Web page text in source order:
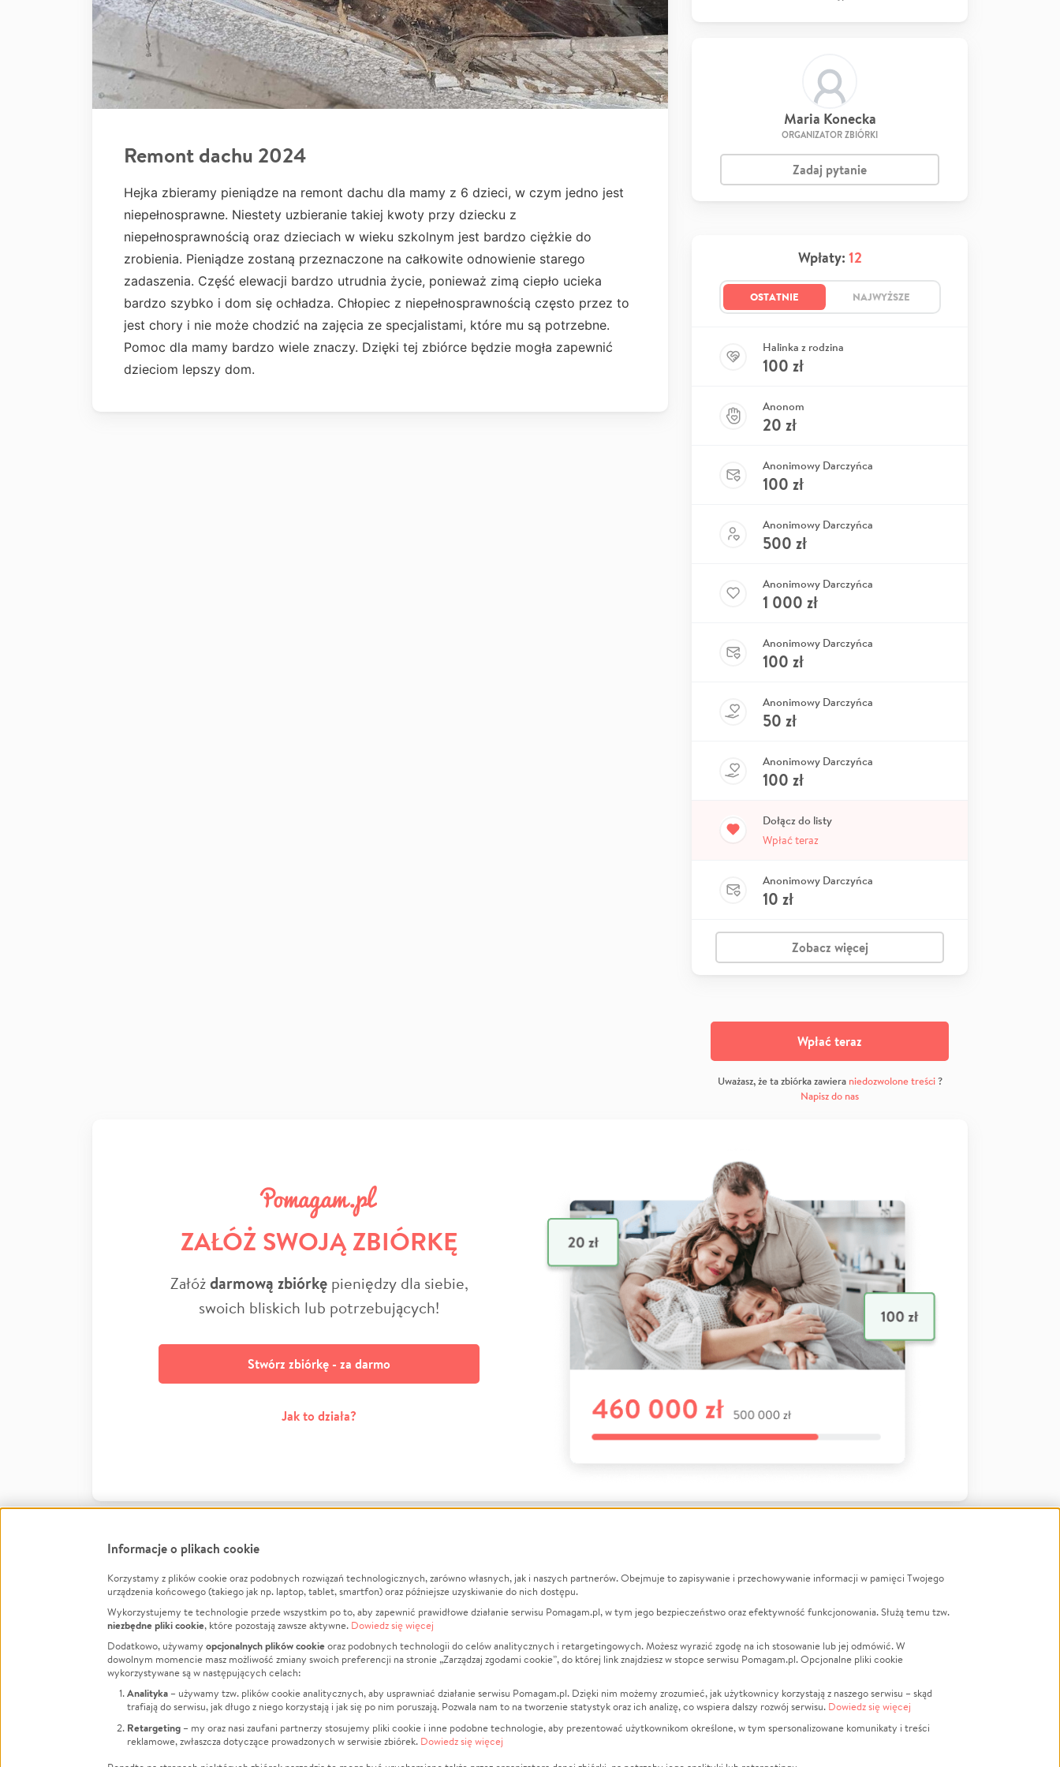
Remont dachu 2024
Hejka zbieramy pieniądze na remont dachu dla mamy z 6 dzieci, w czym jedno jest
niepełnosprawne. Niestety uzbieranie takiej kwoty przy dziecku z
niepełnosprawnością oraz dzieciach w wieku szkolnym jest bardzo ciężkie do
zrobienia. Pieniądze zostaną przeznaczone na całkowite odnowienie starego
zadaszenia. Część elewacji bardzo utrudnia życie, ponieważ zimą ciepło ucieka
bardzo szybko i dom się ochładza. Chłopiec z niepełnosprawnością często przez to
jest chory i nie może chodzić na zajęcia ze specjalistami, które mu są potrzebne.
Pomoc dla mamy bardzo wiele znaczy. Dzięki tej zbiórce będzie mogła zapewnić
dzieciom lepszy dom.
Maria Konecka
ORGANIZATOR ZBIÓRKI
Zadaj pytanie
Wpłaty: 12
OSTATNIE NAJWYŻSZE
Halinka z rodzina
100 zł
Anonom
20 zł
Anonimowy Darczyńca
100 zł
Anonimowy Darczyńca
500 zł
Anonimowy Darczyńca
1 000 zł
Anonimowy Darczyńca
100 zł
Anonimowy Darczyńca
50 zł
Anonimowy Darczyńca
100 zł
Dołącz do listy
Wpłać teraz
Anonimowy Darczyńca
10 zł
Zobacz więcej
Wpłać teraz
Uważasz, że ta zbiórka zawiera niedozwolone treści?
Napisz do nas
ZAŁÓŻ SWOJĄ ZBIÓRKĘ
Załóżdarmową zbiórkępieniędzy dla siebie,
swoich bliskich lub potrzebujących!
Stwórz zbiórkę - za darmo
Jak to działa?
FacebookTwitter Instagram
LinkedInTikTok Youtube
Informacje
Jak to działa?
Regulamin
Polityka Prywatności
Kontakt
Porównanie serwisów
Polityka plików cookie
Zarządzaj zgodami cookie
O nas
Opinie
Raporty
Za darmo
Dla NGO
Fundacja Pomagam.pl
Zbieraj na
Leczenie
Zwierzęta
Pożar
Sport
Pomoc Finansowa
Pogrzeb
LGBTQ+
Powódź
Wichura
Religia
Edukacja
Informacje o plikach cookie
Korzystamy z plików cookie oraz podobnych rozwiązań technologicznych, zarówno własnych, jak i naszych partnerów. Obejmuje to zapisywanie i przechowywanie informacji w pamięci Twojego
urządzenia końcowego (takiego jak np. laptop, tablet, smartfon) oraz późniejsze uzyskiwanie do nich dostępu.
Wykorzystujemy te technologie przede wszystkim po to, aby zapewnić prawidłowe działanie serwisu Pomagam.pl, w tym jego bezpieczeństwo oraz efektywność funkcjonowania. Służą temu tzw.
niezbędne pliki cookie, które pozostają zawsze aktywne. Dowiedz się więcej
Dodatkowo, używamy opcjonalnych plików cookieoraz podobnych technologii do celów analitycznych i retargetingowych. Możesz wyrazić zgodę na ich stosowanie lub jej odmówić. W
dowolnym momencie masz możliwość zmiany swoich preferencji na stronie „Zarządzaj zgodami cookie”, do której link znajdziesz w stopce serwisu Pomagam.pl. Opcjonalne pliki cookie
wykorzystywane są w następujących celach:
Analityka – używamy tzw. plików cookie analitycznych, aby usprawniać działanie serwisu Pomagam.pl. Dzięki nim możemy zrozumieć, jak użytkownicy korzystają z naszego serwisu – skąd
trafiają do serwisu, jak długo z niego korzystają i jak się po nim poruszają. Pozwala nam to na tworzenie statystyk oraz ich analizę, co wspiera dalszy rozwój serwisu. Dowiedz się więcej
Retargeting – my oraz nasi zaufani partnerzy stosujemy pliki cookie i inne podobne technologie, aby prezentować użytkownikom określone, w tym spersonalizowane komunikaty i treści
reklamowe, zwłaszcza dotyczące prowadzonych w serwisie zbiórek. Dowiedz się więcej